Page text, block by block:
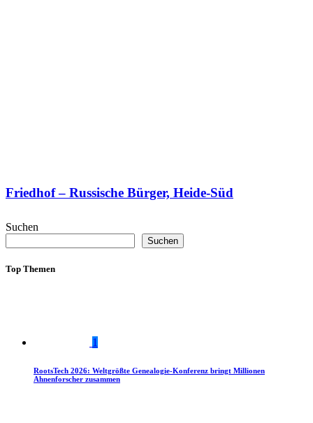
Friedhof – Russische Bürger, Heide-Süd
Suchen
Suchen
Top Themen
1
RootsTech 2026: Weltgrößte Genealogie-Konferenz bringt Millionen
Ahnenforscher zusammen